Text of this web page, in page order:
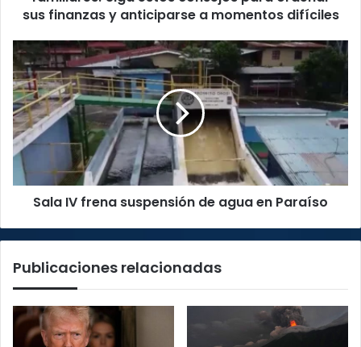
ordenar
finanzas
y
anticiparse
a
momentos
difíciles
sus finanzas y anticiparse a momentos difíciles
Sala
IV
frena
suspensión
de
agua
en
Paraíso
Sala IV frena suspensión de agua en Paraíso
Publicaciones relacionadas